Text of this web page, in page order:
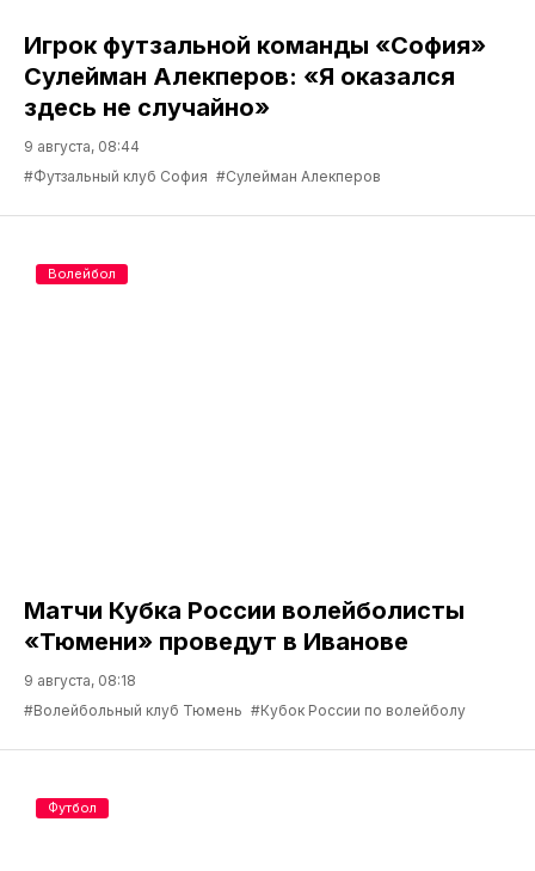
Игрок футзальной команды «София»
Сулейман Алекперов: «Я оказался
здесь не случайно»
9 августа, 08:44
#Футзальный клуб София #Сулейман Алекперов
Матчи Кубка России волейболисты
«Тюмени» проведут в Иванове
9 августа, 08:18
#Волейбольный клуб Тюмень #Кубок России по волейболу
Волейбол
Футбол